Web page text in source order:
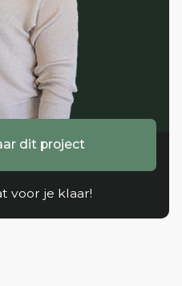
dit project
voor je klaar!